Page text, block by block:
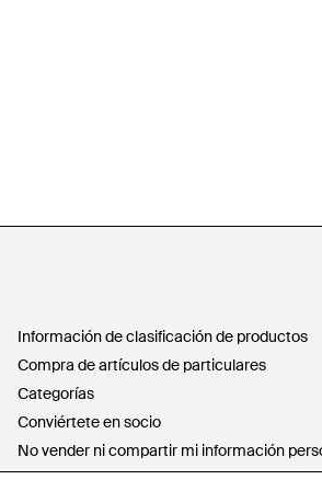
Información de clasificación de productos
Compra de artículos de particulares
Categorías
Conviértete en socio
No vender ni compartir mi información
Declaración sobre la esclavitud moderna